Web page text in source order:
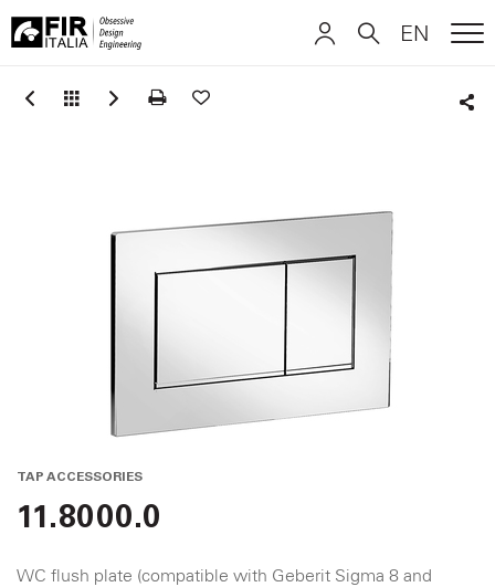
Italia
EN
TAP ACCESSORIES
11.8000.0
WC flush plate (compatible with Geberit Sigma 8 and